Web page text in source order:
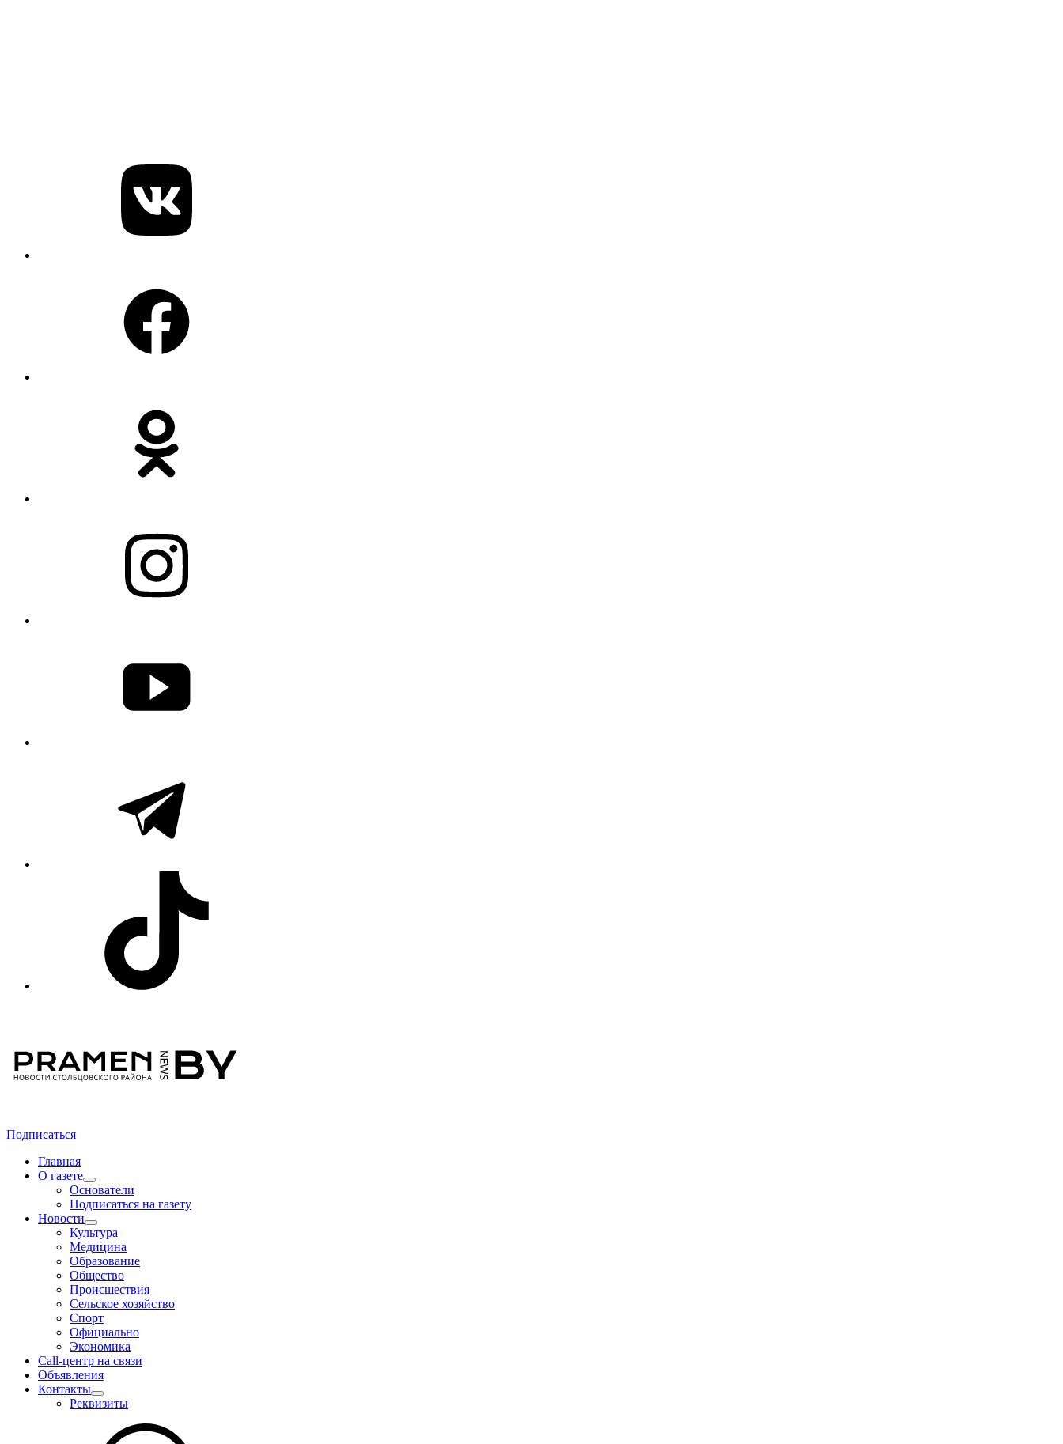
Подписаться
Главная
О газете
Основатели
Подписаться на газету
Новости
Культура
Медицина
Образование
Общество
Происшествия
Сельское хозяйство
Спорт
Официально
Экономика
Call-центр на связи
Объявления
Контакты
Реквизиты